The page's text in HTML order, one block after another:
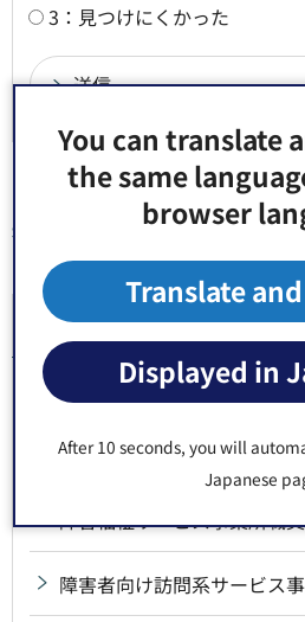
You can translate
the same
browser
Translate
Displayed in
After 10 seconds, you will
Japanese
3：見つけにくかった
同じ分類から探す
人材確保・定着事業
【東京都】障害福祉サービ
の事業者募集開始について
障害福祉サービス事業所職
障害者向け訪問系サービス